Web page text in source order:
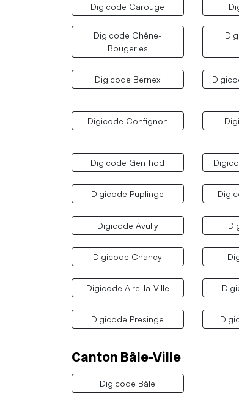
Digicode Carouge
Digicode Chêne-
Bougeries
Digicode Bernex
Digicode Confignon
Digicode Genthod
Digicode Puplinge
Digicode Avully
Digicode Chancy
Digicode Aire-la-Ville
Digicode Presinge
Canton Bâle-Ville
Digicode Bâle